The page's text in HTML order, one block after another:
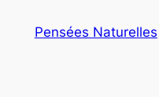
Pensées Naturelles